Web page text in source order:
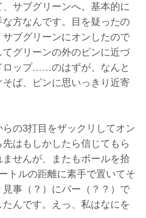
サブグリーンへ。基本的に
方なんです。目を疑ったの
ブグリーンにオンしたので
てグリーンの外のピンに近づ
ロップ……のはずが、なんと
そば、ピンに思いっきり近寄
らの3打目をザックリしてオン
はもしかしたら信じてもら
ませんが、またもボールを拾
トルの距離に素手で置いてそ
事（？）にパー（？？）で
んです。えっ、私はなにを